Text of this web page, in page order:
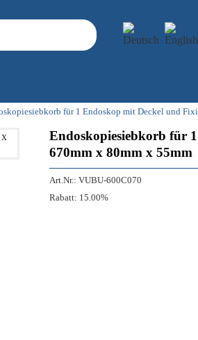
für 1 Endoskop mit Deckel und
Endoskopiesiebkorb für
670mm x 80mm x 55mm
Art.Nr.: VUBU-600C070
Rabatt: 15.00%